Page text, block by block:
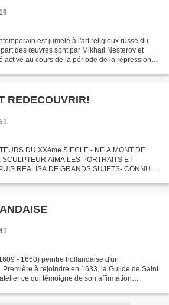
est jumelé à l'art religieux russe du
des œuvres sont par Mikhaïl Nesterov et
active au cours de la période de la répression
REDECOUVRIR!
DU XXème SIECLE - NE A MONT DE
AIMA LES PORTRAITS ET
REALISA DE GRANDS SUJETS- CONNU
- 1660) peintre hollandaise d'un
à rejoindre en 1633, la Guilde de Saint
ce qui témoigne de son affirmation